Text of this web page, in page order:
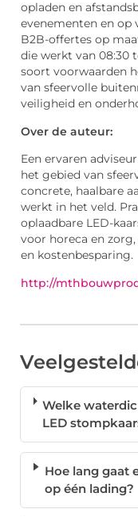
opladen en
evenementen en op
B2B-offertes op
die werkt van 08:30
soort voorwaarden
van sfeervolle
veiligheid en
Over de auteur:
Een ervaren
het gebied van
concrete, haalbare
werkt in het veld.
oplaadbare LED-
voor horeca en
en kostenbesparing.
http://
Welke
LED
Hoe lang gaat
op één lading?